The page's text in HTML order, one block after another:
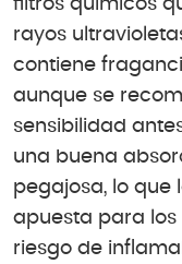
filtros químicos
rayos
contiene
aunque se
sensibilidad
una buena
pegajosa, lo que
apuesta para los
riesgo de